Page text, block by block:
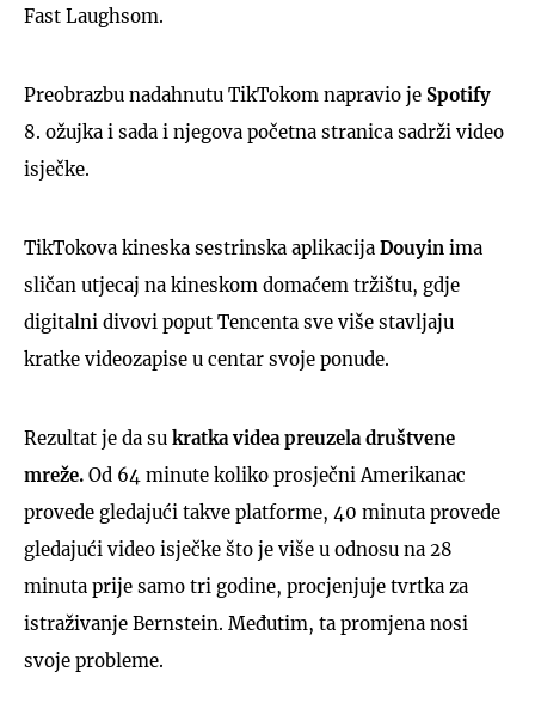
Fast Laughsom.
Preobrazbu nadahnutu TikTokom napravio je Spotify
8. ožujka i sada i njegova početna stranica sadrži video
isječke.
TikTokova kineska sestrinska aplikacija Douyin ima
sličan utjecaj na kineskom domaćem tržištu, gdje
digitalni divovi poput Tencenta sve više stavljaju
kratke videozapise u centar svoje ponude.
Rezultat je da su kratka videa preuzela društvene
mreže. Od 64 minute koliko prosječni Amerikanac
provede gledajući takve platforme, 40 minuta provede
gledajući video isječke što je više u odnosu na 28
minuta prije samo tri godine, procjenjuje tvrtka za
istraživanje Bernstein. Međutim, ta promjena nosi
svoje probleme.